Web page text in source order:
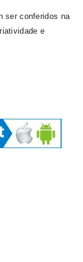
ser conferidos na
e